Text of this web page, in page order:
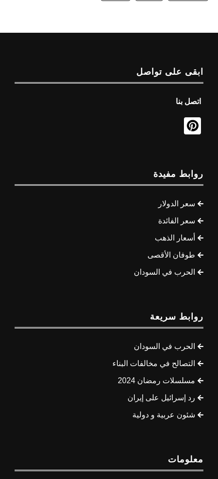
ابقى على تواصل
اتصل بنا
روابط مفيدة
سعر الدولار
سعر الفائدة
أسعار الذهب
طوفان الأقصى
الحرب في السودان
روابط سريعة
الحرب في السودان
التصالح في مخالفات البناء
مسلسلات رمضان 2024
رد إسرائيل على إيران
شئون عربية و دولية
معلومات